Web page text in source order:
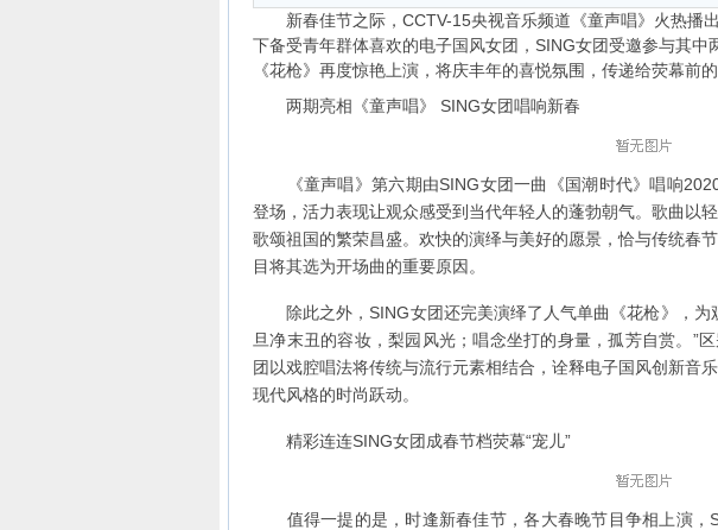
新春佳节之际，CCTV-15央视音乐频道《童声唱》火热播
下备受青年群体喜欢的电子国风女团，SING女团受邀参与其中
《花枪》再度惊艳上演，将庆丰年的喜悦氛围，传递给荧幕前
两期亮相《童声唱》 SING女团唱响新春
《童声唱》第六期由SING女团一曲《国潮时代》唱响
登场，活力表现让观众感受到当代年轻人的蓬勃朝气。歌曲以
歌颂祖国的繁荣昌盛。欢快的演绎与美好的愿景，恰与传统春
目将其选为开场曲的重要原因。
除此之外，SING女团还完美演绎了人气单曲《花枪》，为
旦净末丑的容妆，梨园风光；唱念坐打的身量，孤芳自赏。”
团以戏腔唱法将传统与流行元素相结合，诠释电子国风创新音
现代风格的时尚跃动。
精彩连连SING女团成春节档荧幕“宠儿”
值得一提的是，时逢新春佳节，各大春晚节目争相上演，